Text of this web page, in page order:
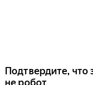
Подтвердите, что